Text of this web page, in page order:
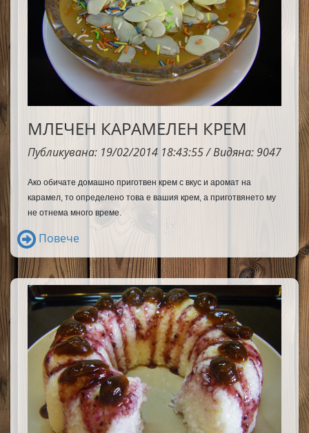
МЛЕЧЕН КАРАМЕЛЕН КРЕМ
Публикувана: 19/02/2014 18:43:55 / Видяна: 9047
Ако обичате домашно приготвен крем с вкус и аромат на
карамел, то определено това е вашия крем, а приготвянето му
не отнема много време.
Повече